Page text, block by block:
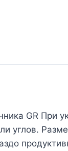
GR При
углов.